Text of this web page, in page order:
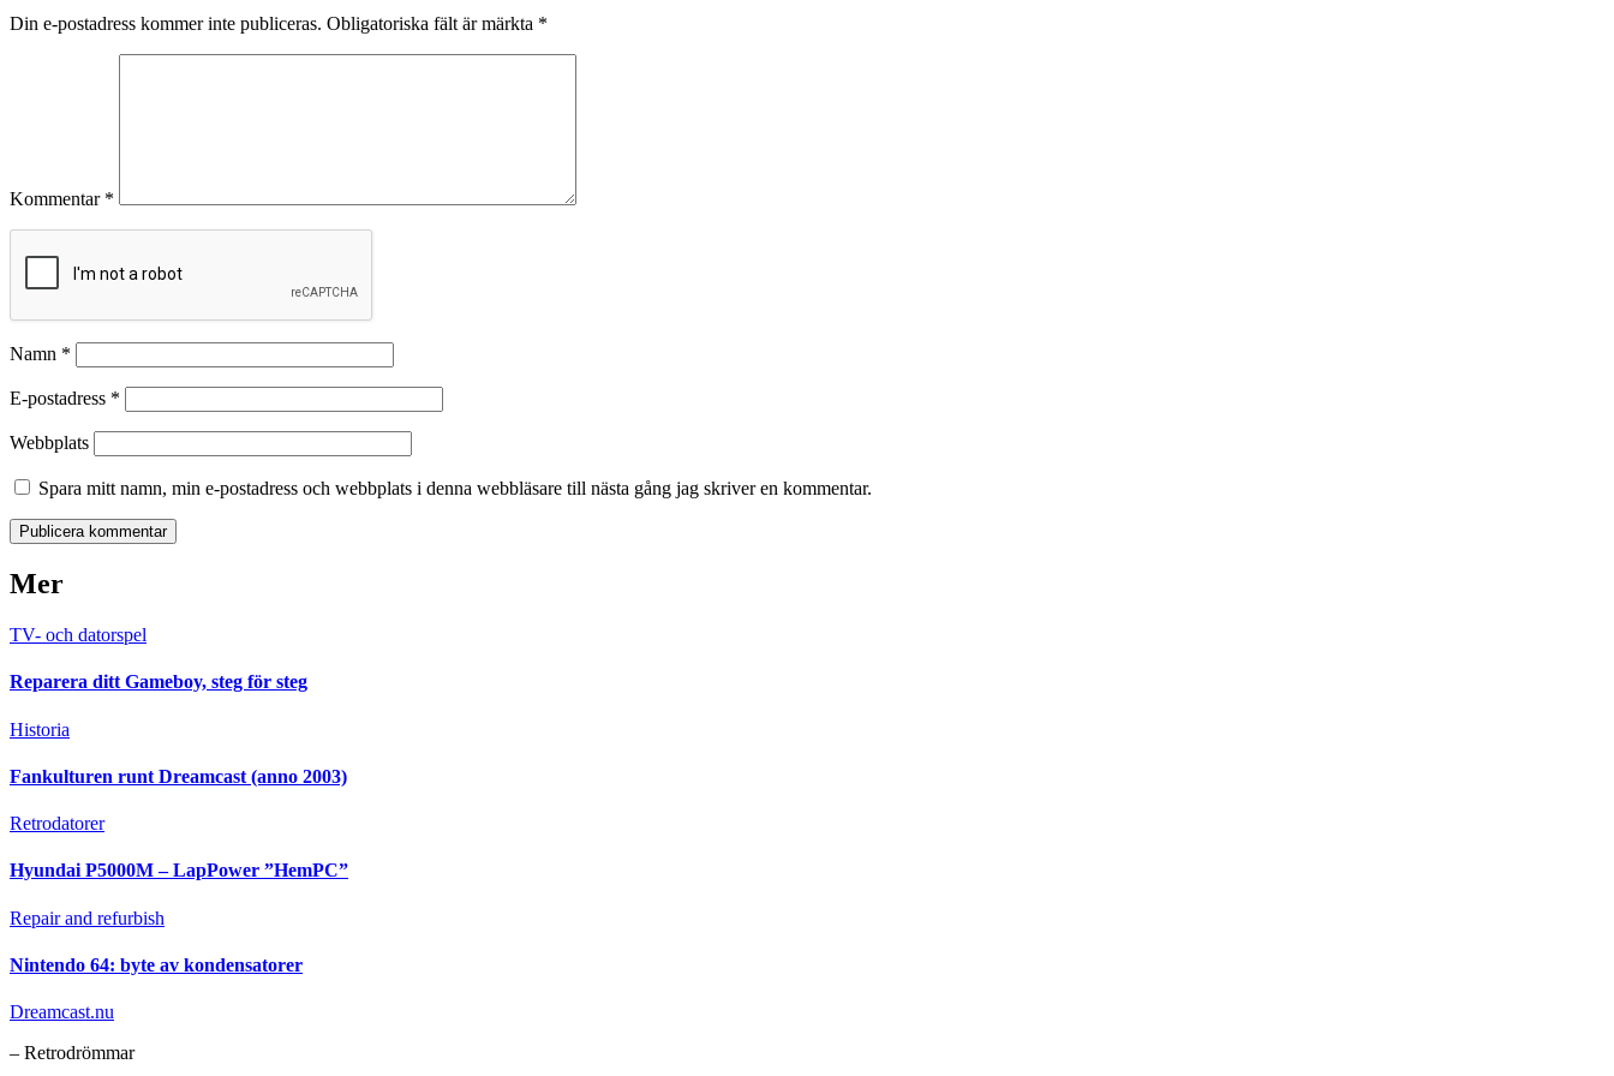
Din e-postadress kommer inte publiceras. Obligatoriska fält är märkta *
Kommentar *
Namn *
E-postadress *
Webbplats
Spara mitt namn, min e-postadress och webbplats i denna webbläsare till nästa gång jag skriver en kommentar.
Mer
TV- och datorspel
Reparera ditt Gameboy, steg för steg
Historia
Fankulturen runt Dreamcast (anno 2003)
Retrodatorer
Hyundai P5000M – LapPower ”HemPC”
Repair and refurbish
Nintendo 64: byte av kondensatorer
Dreamcast.nu
– Retrodrömmar